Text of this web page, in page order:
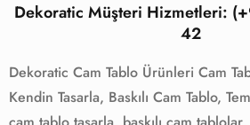
Dekoratic Müşteri Hizmetleri:
42
Dekoratic Cam Tablo Ürünleri Cam
Kendin Tasarla, Baskılı Cam Tablo,